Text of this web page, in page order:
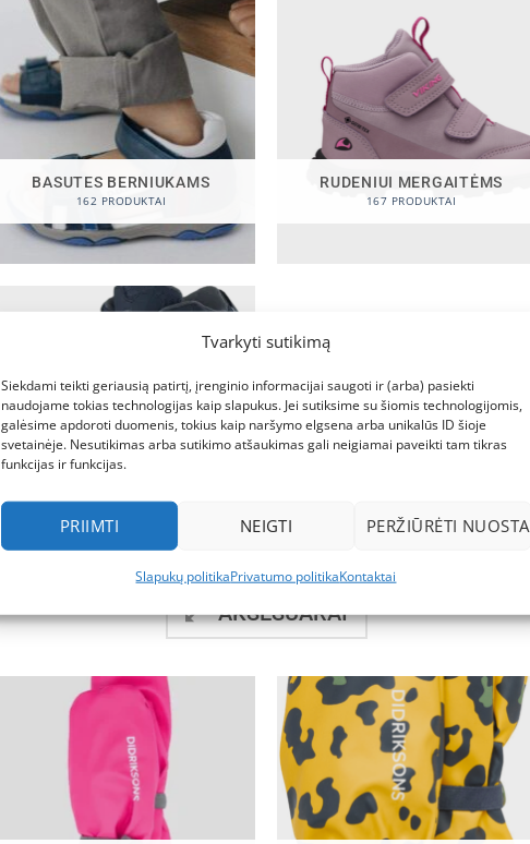
Tvarkyti sutikimą
Siekdami teikti geriausią patirtį, įrenginio informacijai saugoti ir (arba) pasiekti
naudojame tokias technologijas kaip slapukus. Jei sutiksime su šiomis technologijomis,
galėsime apdoroti duomenis, tokius kaip naršymo elgsena arba unikalūs ID šioje
svetainėje. Nesutikimas arba sutikimo atšaukimas gali neigiamai paveikti tam tikras
funkcijas ir funkcijas.
PRIIMTI NEIGTI PERŽIŪRĖTI
Slapukų politikaPrivatumo politikaKontaktai
BASUTES BERNIUKAMS
162 PRODUKTAI
RUDENIUI MERGAITĖMS
167 PRODUKTAI
ŽIEMINIAI BERNIUKAMS
AKSESUARAI